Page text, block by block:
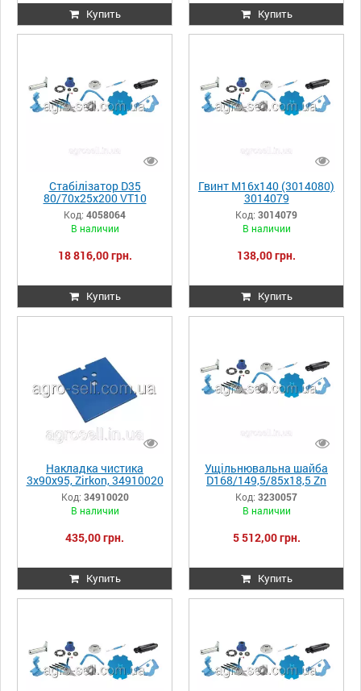
Купить Купить
Стабілізатор D35
80/70x25x200 VT10
4058064
Код: 4058064
В наличии
18 816,00 грн.
Купить
Гвинт М16х140 (3014080)
3014079
Код: 3014079
В наличии
138,00 грн.
Купить
Накладка чистика
3x90x95, Zirkon, 34910020
Код: 34910020
В наличии
435,00 грн.
Купить
Ущільнювальна шайба
D168/149,5/85x18,5 Zn
3230057
Код: 3230057
В наличии
5 512,00 грн.
Купить